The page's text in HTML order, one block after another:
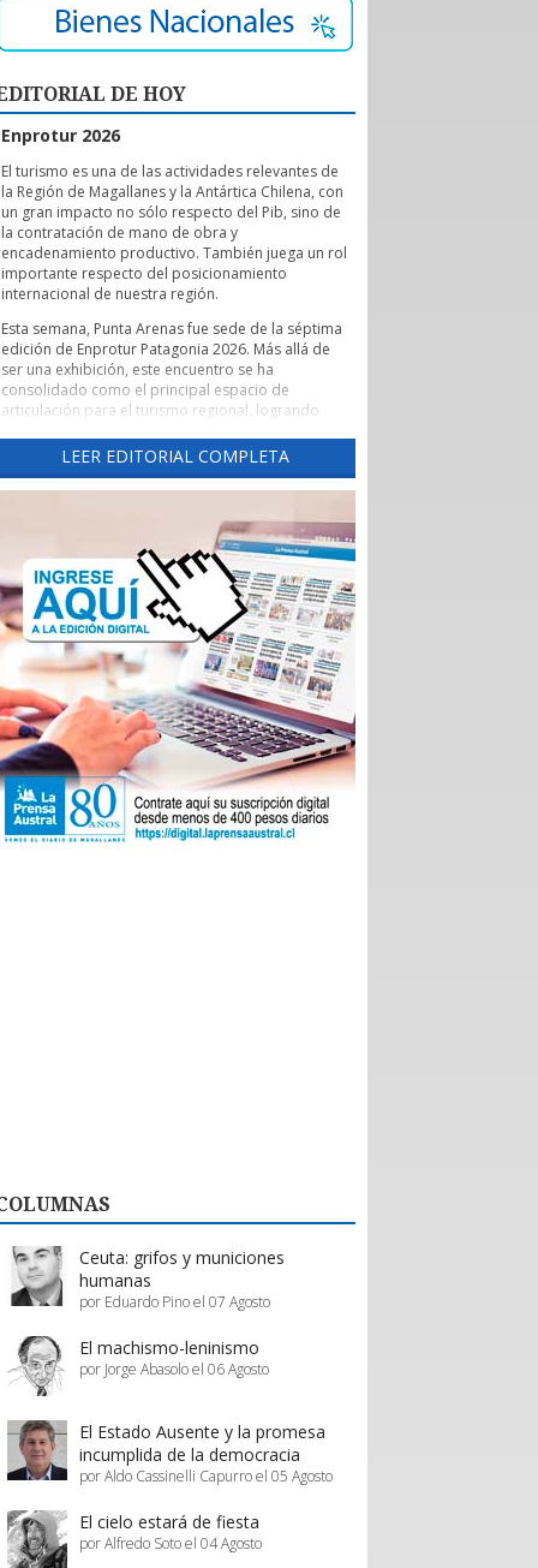
DE HOY
Enprotur 2026
El turismo es una de las actividades relevantes de
la Región de Magallanes y la Antártica Chilena, con
un gran impacto no sólo respecto del Pib, sino de
la contratación de mano de obra y
encadenamiento productivo. También juega un rol
importante respecto del posicionamiento
internacional de nuestra región.
Esta semana, Punta Arenas fue sede de la séptima
edición de Enprotur Patagonia 2026. Más allá de
ser una exhibición, este encuentro se ha
consolidado como el principal espacio de
articulación para el turismo regional, logrando
un entorno de profesionalismo y colaboración.
Lo que realmente otorga un valor estratégico a
catalizador de vínculos comerciales. El evento ha
facilitado de manera excepcional el acceso directo
de hoteles, restaurantes y otros servicios turísticos
-el sector Horeca- a una red diversificada de
proveedores.
Esta dinámica es fundamental para que pequeños
y medianos proveedores, tanto locales como
nacionales, puedan presentar sus innovaciones
directamente a los operadores que definen la
oferta de la temporada 2026-2027.
La feria ha permitido romper las barreras
tradicionales de intermediación. Al habilitar tres
salones de exposición para dar respuesta al alto
interés de los participantes, se generó un
ecosistema donde convivieron distribuidoras
Estos esfuerzos deben ser acompañados y
pública y programas de promoción eficientes de
parte de Sernatur.
LEER EDITORIAL COMPLETA
Ceuta: grifos y municiones
humanas
por Eduardo Pino el 07 Agosto
El machismo-leninismo
por Jorge Abasolo el 06 Agosto
El Estado Ausente y la promesa
incumplida de la democracia
por Aldo Cassinelli Capurro el 05 Agosto
El cielo estará de fiesta
por Alfredo Soto el 04 Agosto